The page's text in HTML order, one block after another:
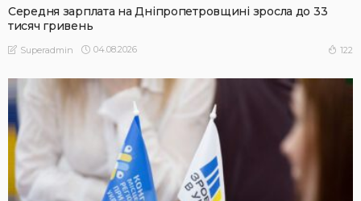
Середня зарплата на Дніпропетровщині зросла до 33
тисяч гривень
Superadmin 04.08.2026 122